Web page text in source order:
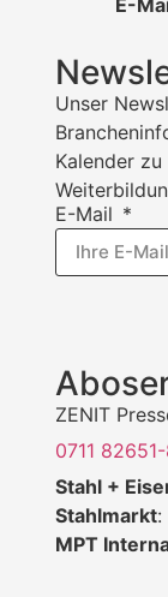
Unser
Kalender
E-Mail
ZENIT
0711
Stahl +
Stahlmarkt:
MPT